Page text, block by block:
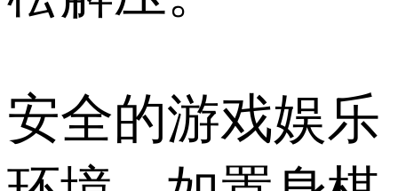
安全的游戏娱乐